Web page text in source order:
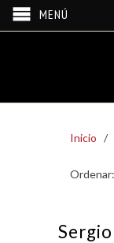
MENÚ
Inicio /
Ordenar: